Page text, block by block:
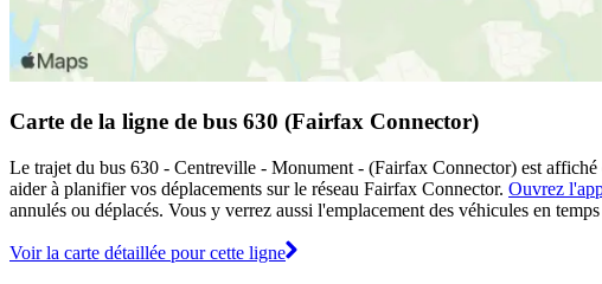
Carte de la ligne de bus 630 (Fairfax Connector)
Le trajet du bus 630 - Centreville - Monument - (Fairfax Connector) est
aider à planifier vos déplacements sur le réseau Fairfax Connector. Ouvrez
annulés ou déplacés. Vous y verrez aussi l'emplacement des véhicules en
Voir la carte détaillée pour cette ligne